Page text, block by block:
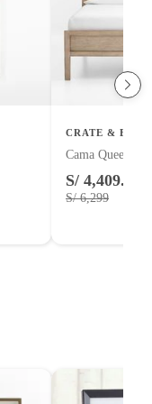
CRATE &
Cama Queen
S/ 4,409.30
S/ 6,299